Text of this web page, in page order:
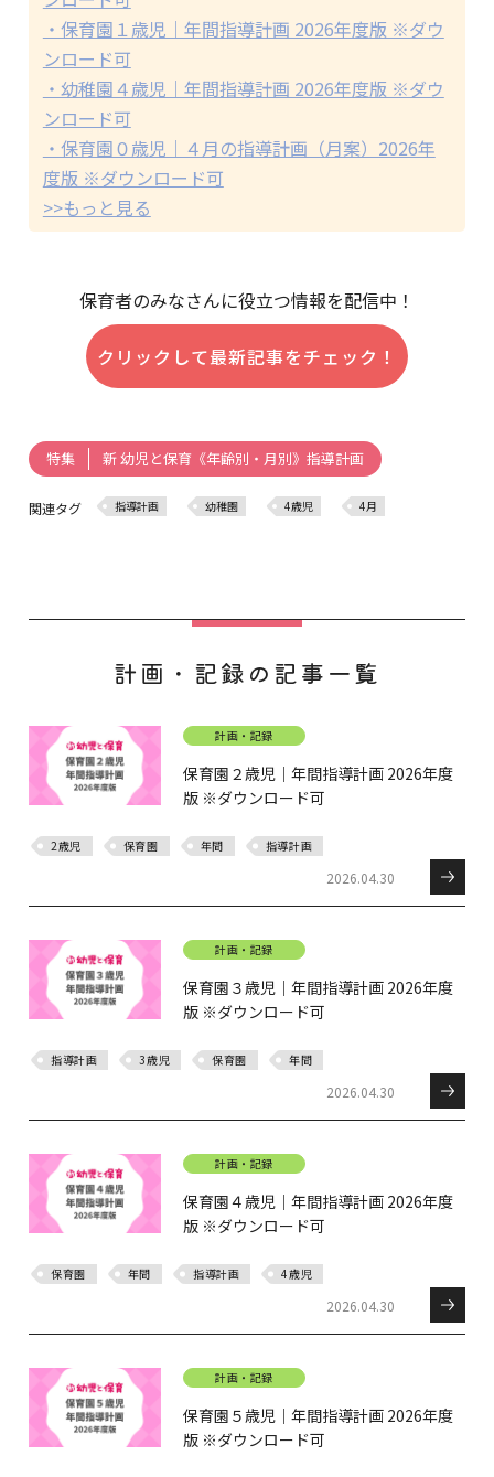
・保育園１歳児｜年間指導計画 2026年度版 ※ダウ
ンロード可
・幼稚園４歳児｜年間指導計画 2026年度版 ※ダウ
ンロード可
・保育園０歳児｜４月の指導計画（月案）2026年
度版 ※ダウンロード可
>>もっと見る
保育者のみなさんに役立つ情報を配信中！
クリックして最新記事をチェック！
特集 新 幼児と保育《年齢別・月別》指導計画
関連タグ 指導計画 幼稚園 4歳児 4月
計画・記録の記事一覧
計画・記録
保育園２歳児｜年間指導計画 2026年度
版 ※ダウンロード可
2歳児 保育園 年間 指導計画
2026.04.30
計画・記録
保育園３歳児｜年間指導計画 2026年度
版 ※ダウンロード可
指導計画 3歳児 保育園 年間
2026.04.30
計画・記録
保育園４歳児｜年間指導計画 2026年度
版 ※ダウンロード可
保育園 年間 指導計画 4歳児
2026.04.30
計画・記録
保育園５歳児｜年間指導計画 2026年度
版 ※ダウンロード可